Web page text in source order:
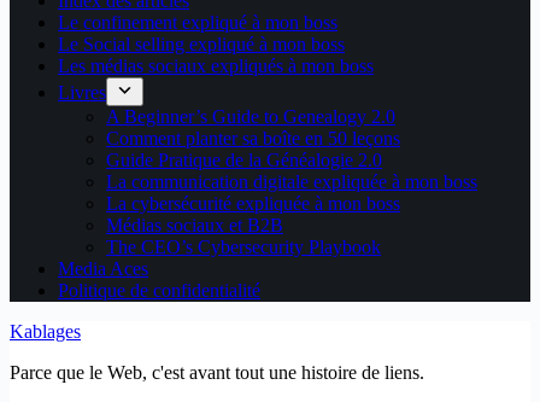
Le confinement expliqué à mon boss
Le Social selling expliqué à mon boss
Les médias sociaux expliqués à mon boss
Livres
A Beginner’s Guide to Genealogy 2.0
Comment planter sa boîte en 50 leçons
Guide Pratique de la Généalogie 2.0
La communication digitale expliquée à mon boss
La cybersécurité expliquée à mon boss
Médias sociaux et B2B
The CEO’s Cybersecurity Playbook
Media Aces
Politique de confidentialité
Kablages
Parce que le Web, c'est avant tout une histoire de liens.